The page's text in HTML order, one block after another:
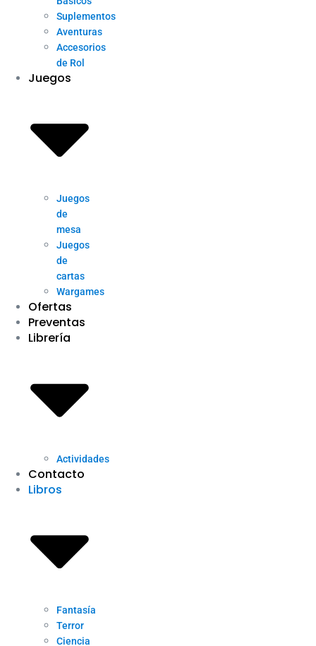
Suplementos
Aventuras
Accesorios
de Rol
Juegos
Juegos
de
mesa
Juegos
de
cartas
Wargames
Ofertas
Preventas
Librería
Actividades
Contacto
Libros
Fantasía
Terror
Ciencia